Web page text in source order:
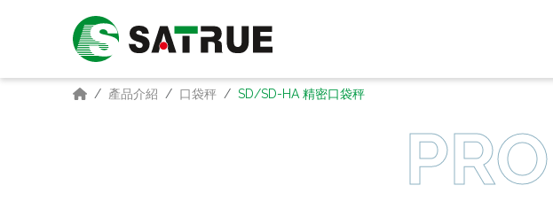
產品介紹 口袋秤 SD/SD-HA 精密口袋秤